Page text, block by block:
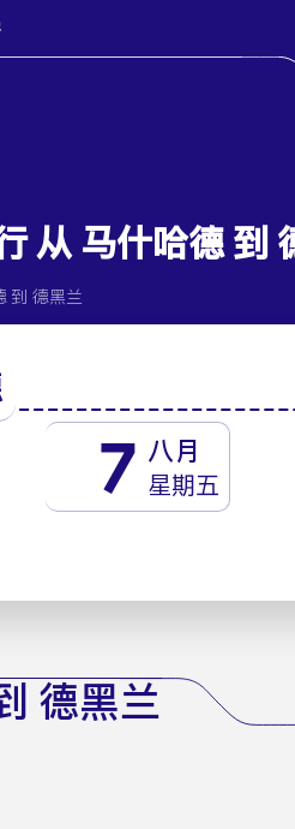
从 马什哈德 到
到 德黑兰
7 八月
星期五
德黑兰